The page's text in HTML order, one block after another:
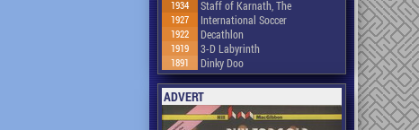
1934 Staff of Karnath, The
1927 International Soccer
1922 Decathlon
1919 3-D Labyrinth
1891 Dinky Doo
ADVERT